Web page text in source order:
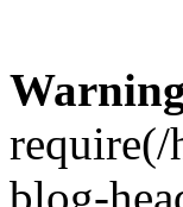
require(/